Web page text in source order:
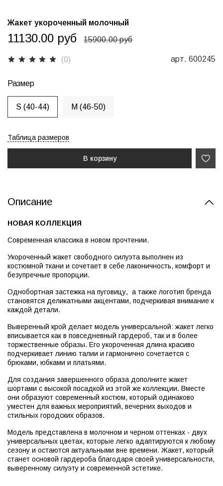
(0) арт. 600245
Жакет укороченный молочный
11130.00 руб 15900.00 руб
Таблица размеров
В корзину
Размер
S (40-44) M (46-50)
Описание
НОВАЯ КОЛЛЕКЦИЯ
Современная классика в новом прочтении.
Укороченный жакет свободного силуэта выполнен из
костюмной ткани и сочетает в себе лаконичность, комфорт и
безупречные пропорции.
Однобортная застежка на пуговицу, а также логотип бренда
становятся деликатными акцентами, подчеркивая внимание к
каждой детали.
Выверенный крой делает модель универсальной: жакет легко
вписывается как в повседневный гардероб, так и в более
торжественные образы. Его укороченная длина красиво
подчеркивает линию талии и гармонично сочетается с
брюками, юбками и платьями.
Для создания завершенного образа дополните жакет
шортами с высокой посадкой из этой же коллекции. Вместе
они образуют современный костюм, который одинаково
уместен для важных мероприятий, вечерних выходов и
стильных городских образов.
Модель представлена в молочном и черном оттенках - двух
универсальных цветах, которые легко адаптируются к любому
сезону и остаются актуальными вне времени. Жакет, который
станет основой гардероба благодаря своей универсальности,
выверенному силуэту и современной эстетике.